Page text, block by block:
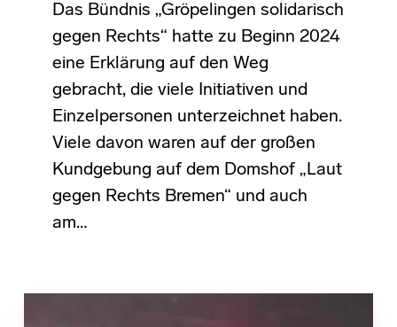
Das Bündnis „Gröpelingen solidarisch
gegen Rechts“ hatte zu Beginn 2024
eine Erklärung auf den Weg
gebracht, die viele Initiativen und
Einzelpersonen unterzeichnet haben.
Viele davon waren auf der großen
Kundgebung auf dem Domshof „Laut
gegen Rechts Bremen“ und auch
am…